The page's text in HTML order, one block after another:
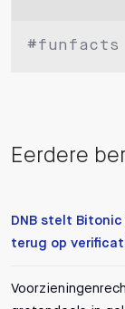
Eerdere
DNB stelt
terug op